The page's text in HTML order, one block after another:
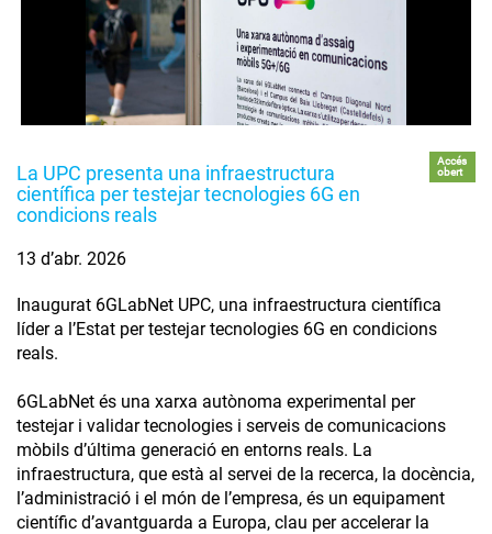
La UPC presenta una infraestructura
científica per testejar tecnologies 6G en
condicions reals
Accés
obert
13 d’abr. 2026
Inaugurat 6GLabNet UPC, una infraestructura científica
líder a l’Estat per testejar tecnologies 6G en condicions
reals.
6GLabNet és una xarxa autònoma experimental per
testejar i validar tecnologies i serveis de comunicacions
mòbils d’última generació en entorns reals. La
infraestructura, que està al servei de la recerca, la docència,
l’administració i el món de l’empresa, és un equipament
científic d’avantguarda a Europa, clau per accelerar la